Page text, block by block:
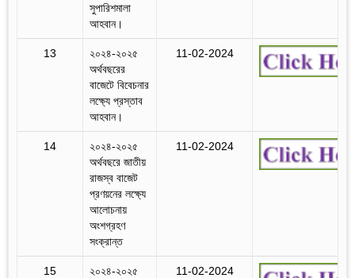
সুপারিশমালা
আহবান।
13
২০২৪-২০২৫
অর্থবছরের
বাজেটে বিবেচনার
লক্ষ্যে প্রস্তাব
আহবান।
11-02-2024
14
২০২৪-২০২৫
অর্থবছরে জাতীয়
রাজস্ব বাজেট
প্রণয়নের লক্ষ্যে
আলোচনায়
অংশগ্রহণ
সংক্রান্ত
11-02-2024
15
২০২৪-২০২৫
11-02-2024